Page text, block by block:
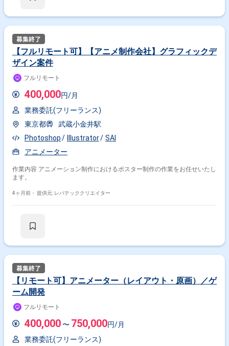
【フルリモート可】【アニメ制作会社】グラフィックデ
ザイン案件
フルリモート
400,000円/月
業務委託(フリーランス)
東京都
武蔵小金井駅
Photoshop
Illustrator
SAI
アニメーター
作業内容 アニメーション制作におけるポスター制作の作業をお任せいたし
ます。
4ヶ月前・ 提供元: レバテッククリエイター
【リモート可】アニメーター（レイアウト・原画）／ゲ
ーム開発
フルリモート
400,000 〜 750,000円/月
業務委託(フリーランス)
その他の条件で検索する